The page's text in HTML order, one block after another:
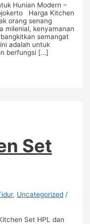
Hunian Modern –
Harga Kitchen
orang senang
milenial, kenyamanan
semangat
adalah untuk
berfungsi […]
Set
, Uncategorized /
Set HPL dan